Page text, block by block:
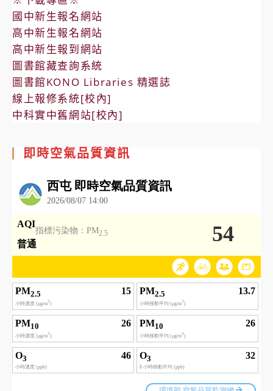
國中新生報名網站
高中新生報名網站
高中新生報到網站
圖書館藏查詢系統
圖書館KONO Libraries 精選誌
線上報修系統[校內]
中科實中舊網站[校內]
即時空氣品質資訊